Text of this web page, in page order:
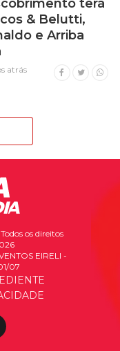
terá
& Belutti,
e Arriba
atrás
os direitos
EIRELI -
07